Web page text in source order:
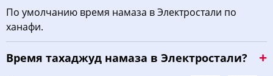
По умолчанию время намаза в Электростали по
ханафи.
Время тахаджуд намаза в Электростали?